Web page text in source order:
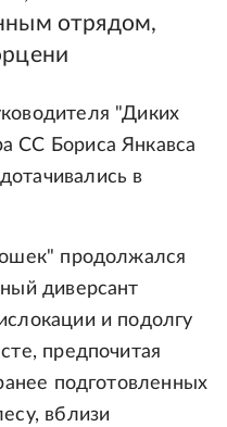
отрядом,
"Диких
СС Бориса Янкавса
в
продолжался
диверсант
и подолгу
предпочитая
подготовленных
вблизи